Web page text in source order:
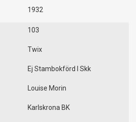
1932
103
Twix
Ej Stambokförd I Skk
Louise Morin
Karlskrona BK